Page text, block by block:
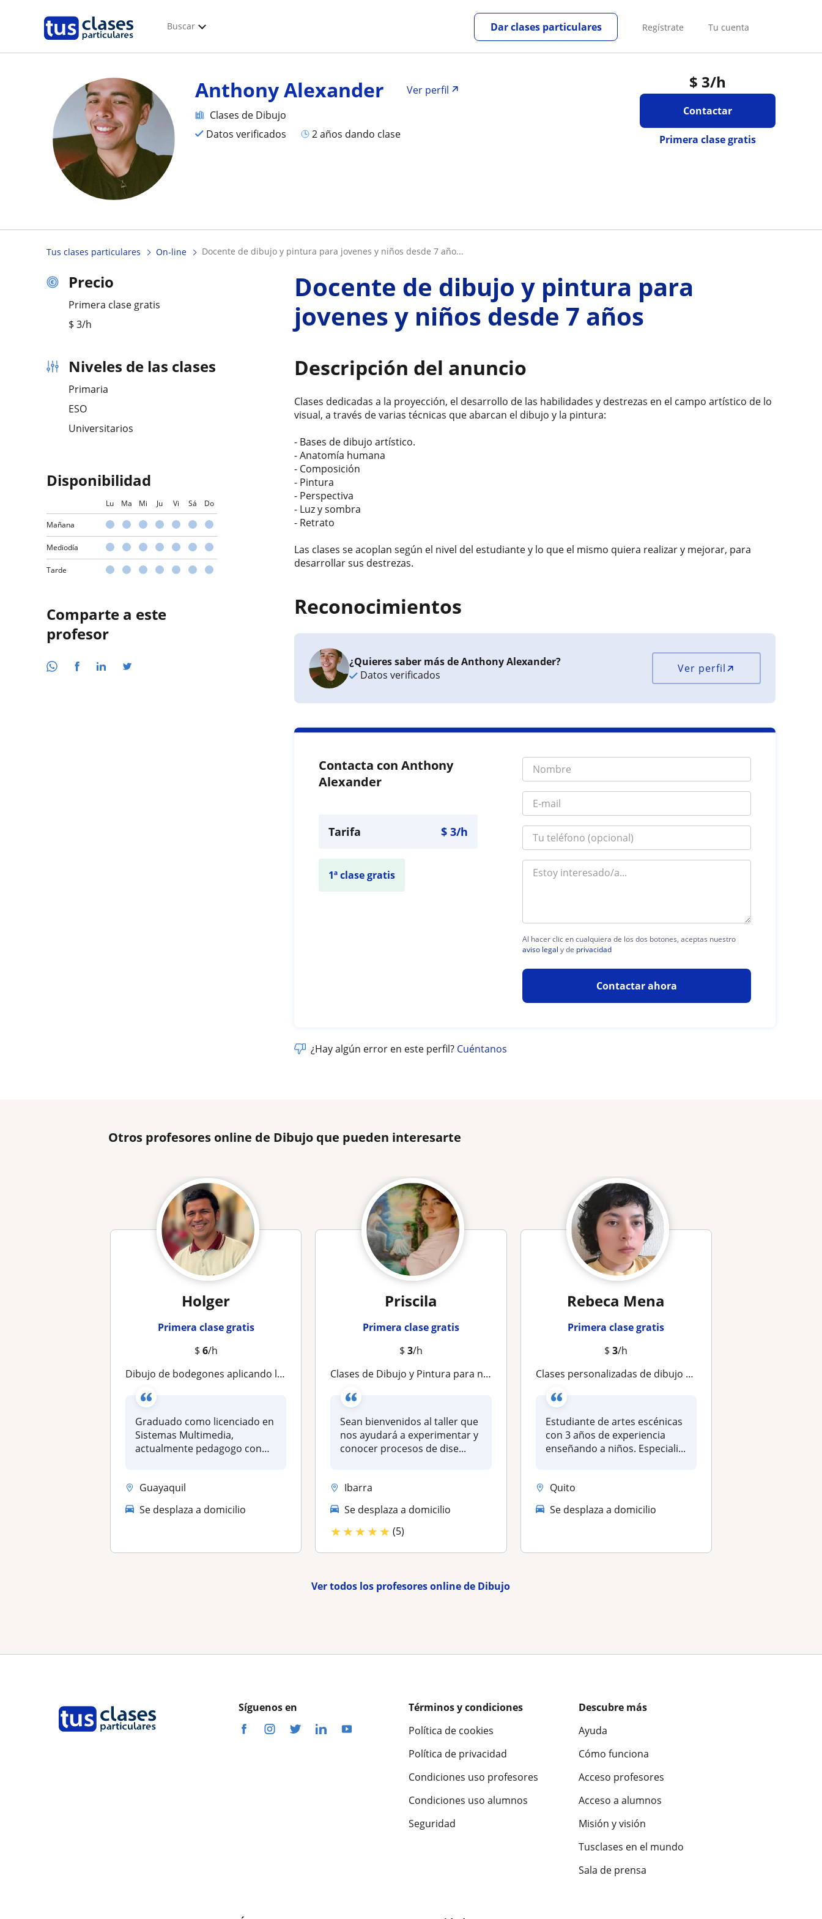
Buscar Regístrate Tu cuenta
Dar clases particulares
$ 3/h
Contactar
Primera clase gratis
Anthony Alexander
Ver perfil
Clases de Dibujo
Datos verificados
2 años dando clase
Tus clases particulares On-line docente de dibujo y pintura para jovenes y niños desde 7 año...
Precio
Primera clase gratis
$ 3/h
Niveles de las clases
Primaria
ESO
Universitarios
Disponibilidad
Lu Ma Mi Ju Vi Sá Do
Mañana
Mediodía
Tarde
Comparte a este
profesor
Docente de dibujo y pintura para
jovenes y niños desde 7 años
Descripción del anuncio
Clases dedicadas a la proyección, el desarrollo de las habilidades y destrezas en el campo artístico de lo
visual, a través de varias técnicas que abarcan el dibujo y la pintura:
- Bases de dibujo artístico.
- Anatomía humana
- Composición
- Pintura
- Perspectiva
- Luz y sombra
- Retrato
Las clases se acoplan según el nivel del estudiante y lo que el mismo quiera realizar y mejorar, para
desarrollar sus destrezas.
Reconocimientos
¿Quieres saber más de Anthony Alexander?
Datos verificados
Ver perfil
Contacta con Anthony
Alexander
Tarifa $3/h
1ª clase gratis
Al hacer clic en cualquiera de los dos botones, aceptas nuestro
aviso legal y de privacidad
Contactar ahora
¿Hay algún error en este perfil? Cuéntanos
Otros profesores online de Dibujo que pueden interesarte
Holger
Primera clase gratis
$ 6/h
Dibujo de bodegones aplicando lápiz grafito, sepia o sanguina
Graduado como licenciado en
Sistemas Multimedia,
actualmente pedagogo con
Guayaquil
Se desplaza a domicilio
Priscila
Primera clase gratis
$ 3/h
Clases de Dibujo y Pintura para niños y jovenes
Sean bienvenidos al taller que
nos ayudará a experimentar y
conocer procesos de dise...
Ibarra
Se desplaza a domicilio
★★★★★ (5)
Rebeca Mena
Primera clase gratis
$3/h
Clases personalizadas de dibujo para niños
Estudiante de artes escénicas
con 3 años de experiencia
enseñando a niños. Especiali...
Quito
Se desplaza a domicilio
Ver todos los profesores online de Dibujo
Síguenos en
Términos y condiciones
Política de cookies
Política de privacidad
Condiciones uso profesores
Condiciones uso alumnos
Seguridad
Descubre más
Ayuda
Cómo funciona
Acceso profesores
Acceso a alumnos
Misión y visión
Tusclases en el mundo
Sala de prensa